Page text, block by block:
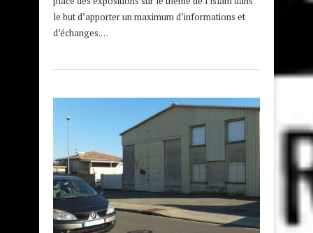
le but d’apporter un maximum d’informations et
d’échanges.…